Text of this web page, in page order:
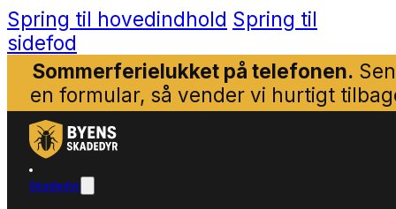
Spring til hovedindhold Spring til
sidefod
Sommerferielukket på telefonen.
en formular, så vender vi hurtigt
Skadedyr